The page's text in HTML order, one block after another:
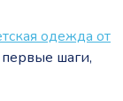
одежда от
шаги,